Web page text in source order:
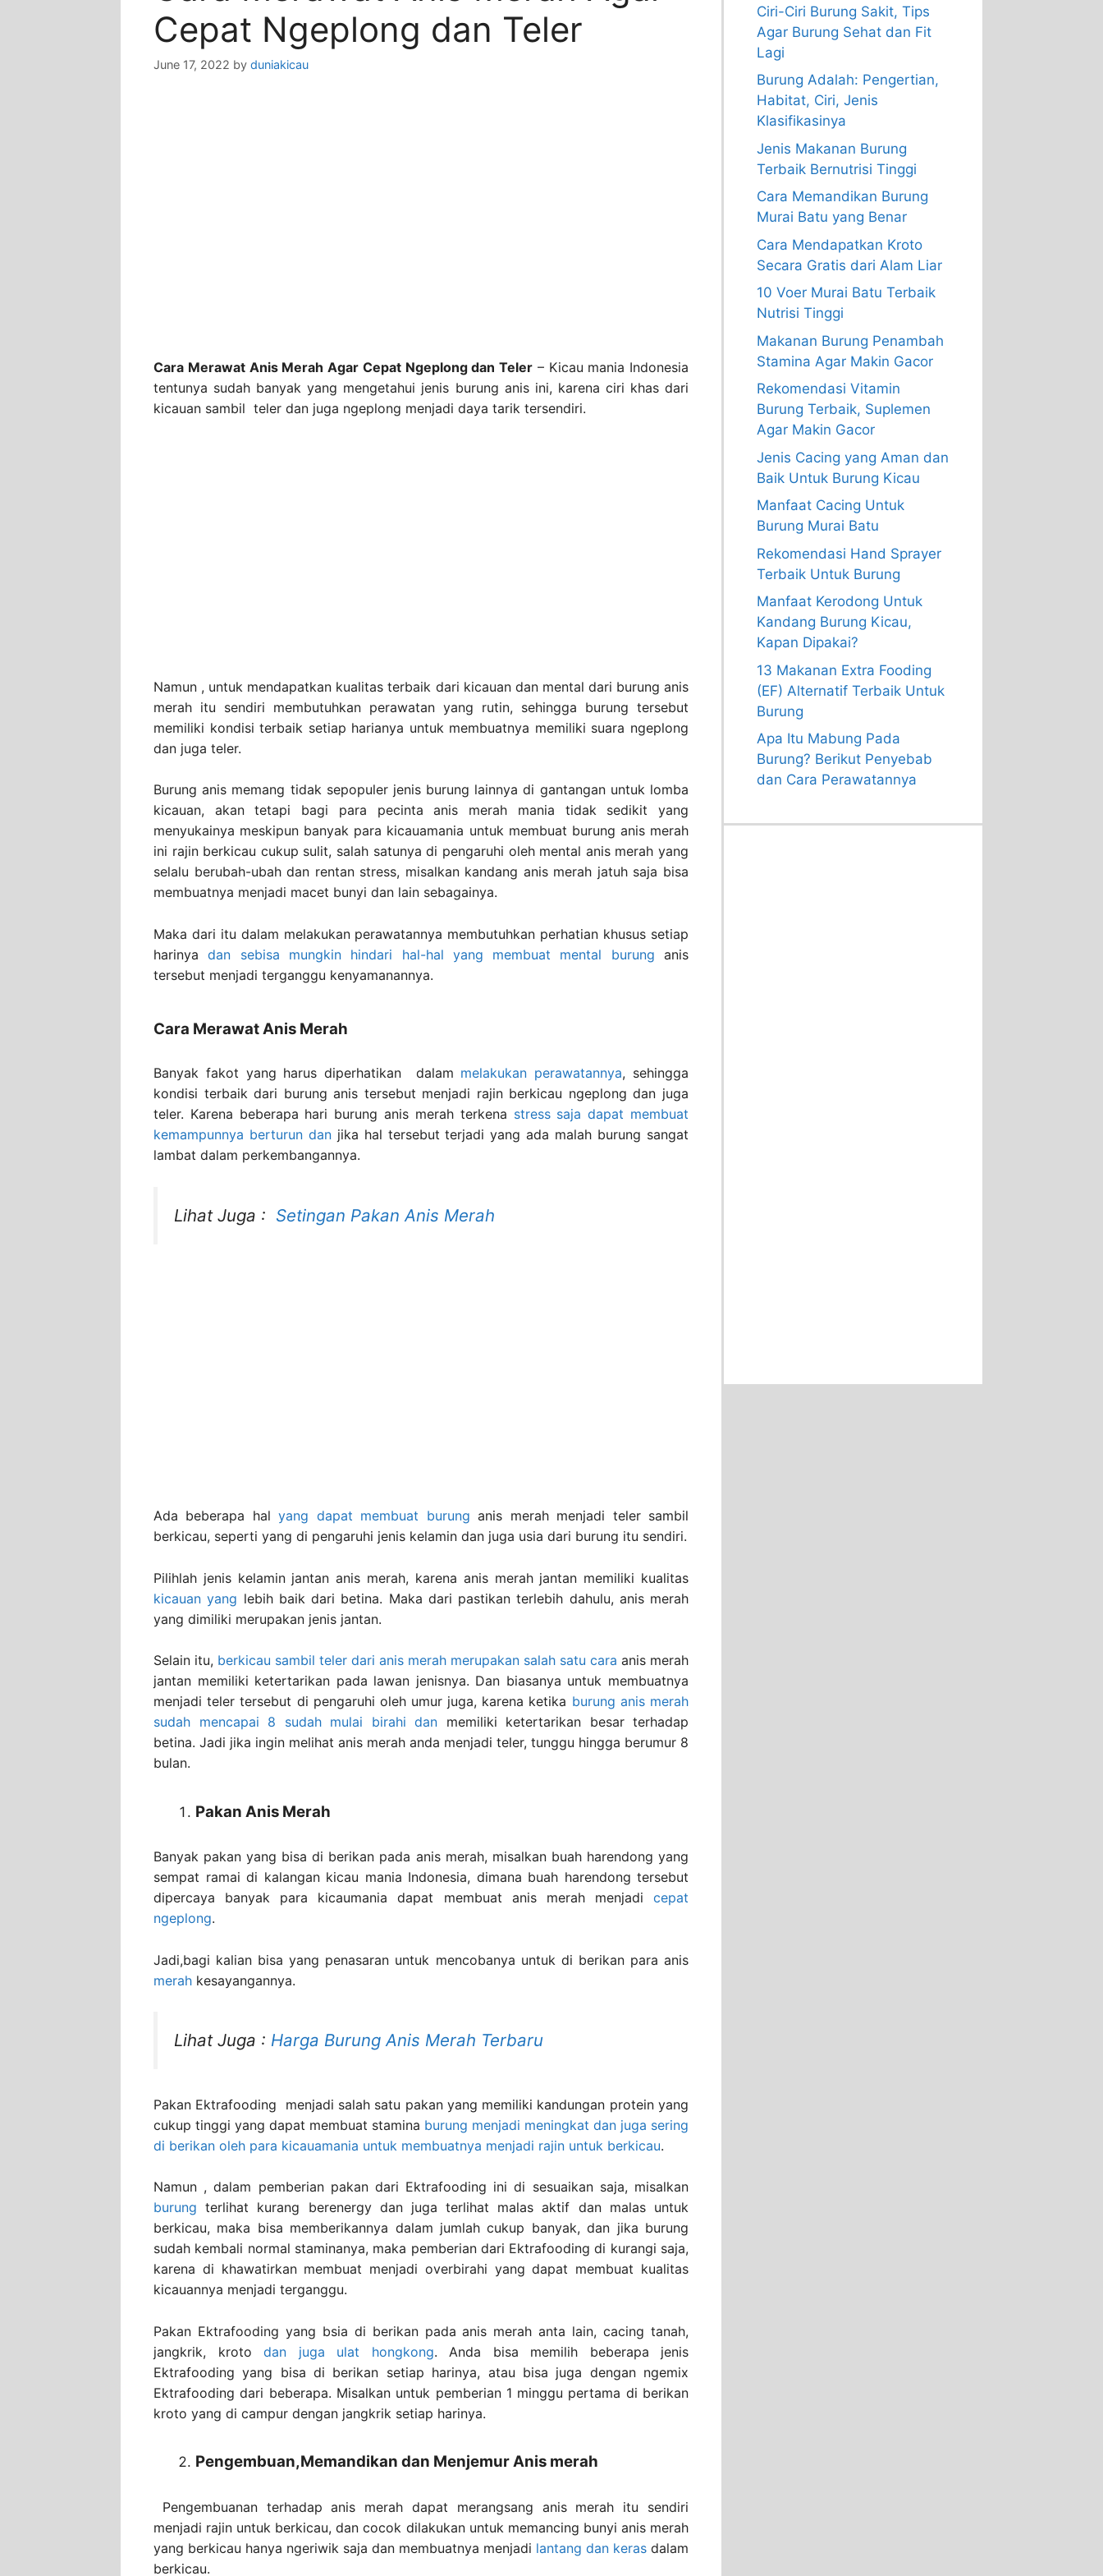
Cepat Ngeplong dan Teler
June 17, 2022 by duniakicau
Cara Merawat Anis Merah Agar Cepat Ngeplong dan Teler – Kicau mania Indonesia
tentunya sudah banyak yang mengetahui jenis burung anis ini, karena ciri khas dari
kicauan sambil teler dan juga ngeplong menjadi daya tarik tersendiri.
Namun , untuk mendapatkan kualitas terbaik dari kicauan dan mental dari burung anis
merah itu sendiri membutuhkan perawatan yang rutin, sehingga burung tersebut
memiliki kondisi terbaik setiap harianya untuk membuatnya memiliki suara ngeplong
dan juga teler.
Burung anis memang tidak sepopuler jenis burung lainnya di gantangan untuk lomba
kicauan, akan tetapi bagi para pecinta anis merah mania tidak sedikit yang
menyukainya meskipun banyak para kicauamania untuk membuat burung anis merah
ini rajin berkicau cukup sulit, salah satunya di pengaruhi oleh mental anis merah yang
selalu berubah-ubah dan rentan stress, misalkan kandang anis merah jatuh saja bisa
membuatnya menjadi macet bunyi dan lain sebagainya.
Maka dari itu dalam melakukan perawatannya membutuhkan perhatian khusus setiap
harinyadan sebisa mungkin hindari hal-hal yang membuat mental burung anis
tersebut menjadi terganggu kenyamanannya.
Cara Merawat Anis Merah
Banyak fakot yang harus diperhatikan dalam melakukan perawatannya, sehingga
kondisi terbaik dari burung anis tersebut menjadi rajin berkicau ngeplong dan juga
teler. Karena beberapa hari burung anis merah terkena stress saja dapat membuat
kemampunnya berturun danjika hal tersebut terjadi yang ada malah burung sangat
lambat dalam perkembangannya.
Lihat Juga : Setingan Pakan Anis Merah
Ada beberapa halyang dapat membuat burung anis merah menjadi teler sambil
berkicau, seperti yang di pengaruhi jenis kelamin dan juga usia dari burung itu sendiri.
Pilihlah jenis kelamin jantan anis merah, karena anis merah jantan memiliki kualitas
kicauan yang lebih baik dari betina. Maka dari pastikan terlebih dahulu, anis merah
yang dimiliki merupakan jenis jantan.
Selain itu, berkicau sambil teler dari anis merah merupakan salah satu cara anis merah
jantan memiliki ketertarikan pada lawan jenisnya. Dan biasanya untuk membuatnya
menjadi teler tersebut di pengaruhi oleh umur juga, karena ketika burung anis merah
sudah mencapai 8 sudah mulai birahi dan memiliki ketertarikan besar terhadap
betina. Jadi jika ingin melihat anis merah anda menjadi teler, tunggu hingga berumur 8
bulan.
Pakan Anis Merah
Banyak pakan yang bisa di berikan pada anis merah, misalkan buah harendong yang
sempat ramai di kalangan kicau mania Indonesia, dimana buah harendong tersebut
dipercaya banyak para kicaumania dapat membuat anis merah menjadi cepat
ngeplong.
Jadi,bagi kalian bisa yang penasaran untuk mencobanya untuk di berikan para anis
merah kesayangannya.
Lihat Juga : Harga Burung Anis Merah Terbaru
Pakan Ektrafooding menjadi salah satu pakan yang memiliki kandungan protein yang
cukup tinggi yang dapat membuat stamina burung menjadi meningkat dan juga sering
di berikan oleh para kicauamania untuk membuatnya menjadi rajin untuk berkicau.
Namun , dalam pemberian pakan dari Ektrafooding ini di sesuaikan saja, misalkan
burung terlihat kurang berenergy dan juga terlihat malas aktif dan malas untuk
berkicau, maka bisa memberikannya dalam jumlah cukup banyak, dan jika burung
sudah kembali normal staminanya, maka pemberian dari Ektrafooding di kurangi saja,
karena di khawatirkan membuat menjadi overbirahi yang dapat membuat kualitas
kicauannya menjadi terganggu.
Pakan Ektrafooding yang bsia di berikan pada anis merah anta lain, cacing tanah,
jangkrik, kroto dan juga ulat hongkong. Anda bisa memilih beberapa jenis
Ektrafooding yang bisa di berikan setiap harinya, atau bisa juga dengan ngemix
Ektrafooding dari beberapa. Misalkan untuk pemberian 1 minggu pertama di berikan
kroto yang di campur dengan jangkrik setiap harinya.
Pengembuan,Memandikan dan Menjemur Anis merah
Pengembuanan terhadap anis merah dapat merangsang anis merah itu sendiri
menjadi rajin untuk berkicau, dan cocok dilakukan untuk memancing bunyi anis merah
yang berkicau hanya ngeriwik saja dan membuatnya menjadi lantang dan keras dalam
berkicau.
Ciri-Ciri Burung Sakit, Tips
Agar Burung Sehat dan Fit
Lagi
Burung Adalah: Pengertian,
Habitat, Ciri, Jenis
Klasifikasinya
Jenis Makanan Burung
Terbaik Bernutrisi Tinggi
Cara Memandikan Burung
Murai Batu yang Benar
Cara Mendapatkan Kroto
Secara Gratis dari Alam Liar
10 Voer Murai Batu Terbaik
Nutrisi Tinggi
Makanan Burung Penambah
Stamina Agar Makin Gacor
Rekomendasi Vitamin
Burung Terbaik, Suplemen
Agar Makin Gacor
Jenis Cacing yang Aman dan
Baik Untuk Burung Kicau
Manfaat Cacing Untuk
Burung Murai Batu
Rekomendasi Hand Sprayer
Terbaik Untuk Burung
Manfaat Kerodong Untuk
Kandang Burung Kicau,
Kapan Dipakai?
13 Makanan Extra Fooding
(EF) Alternatif Terbaik Untuk
Burung
Apa Itu Mabung Pada
Burung? Berikut Penyebab
dan Cara Perawatannya